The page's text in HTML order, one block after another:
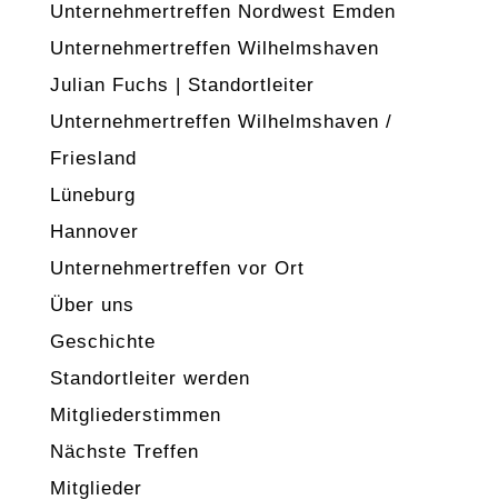
Unternehmertreffen Nordwest Emden
Unternehmertreffen Wilhelmshaven
Julian Fuchs | Standortleiter
Unternehmertreffen Wilhelmshaven /
Friesland
Lüneburg
Hannover
Unternehmertreffen vor Ort
Über uns
Geschichte
Standortleiter werden
Mitgliederstimmen
Nächste Treffen
Mitglieder